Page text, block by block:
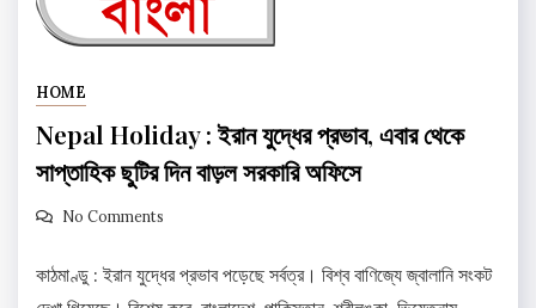
HOME
Nepal Holiday : ইরান যুদ্ধের প্রভাব, এবার থেকে
সাপ্তাহিক ছুটির দিন বাড়ল সরকারি অফিসে
No Comments
কাঠমাণ্ডু : ইরান যুদ্ধের প্রভাব পড়েছে সর্বত্র। বিশ্ব বাণিজ্যে জ্বালানি সংকট